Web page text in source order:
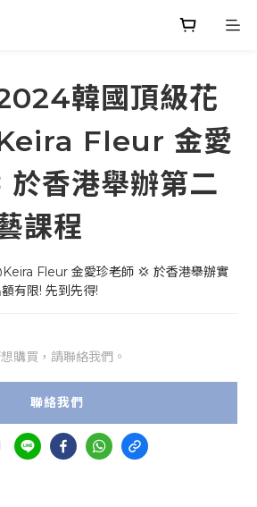
韓國頂級花
Fleur 金愛
於香港舉辦第二
課程
Fleur 金愛珍老師 💢 於香港舉辦實
有限! 先到先得!
購買，請聯絡我們。
聯絡我們